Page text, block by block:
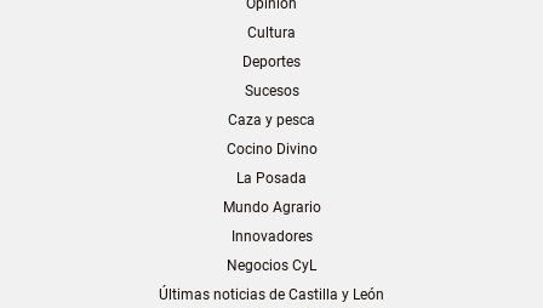
Cultura
Deportes
Sucesos
Caza y pesca
Cocino Divino
La Posada
Mundo Agrario
Innovadores
Negocios CyL
Últimas noticias de Castilla y León